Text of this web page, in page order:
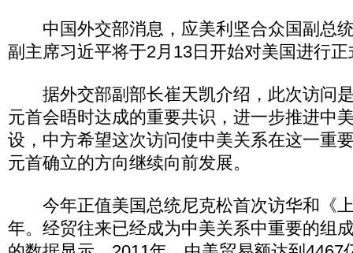
中国外交部消息，应美利坚合众国副总
副主席习近平将于2月13日开始对美国进行
据外交部副部长崔天凯介绍，此次访问
元首会晤时达成的重要共识，进一步推进中
设，中方希望这次访问使中美关系在这一重
元首确立的方向继续向前发展。
今年正值美国总统尼克松首次访华和《
年。经贸往来已经成为中美关系中重要的组